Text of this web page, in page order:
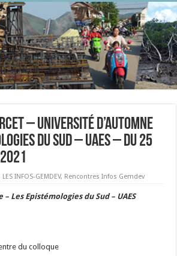
– Université d’Automne
du Sud – UAES – du 25
LES INFOS-GEMDEV, Rencontres Infos Gemdev
Les Epistémologies du Sud – UAES
du colloque